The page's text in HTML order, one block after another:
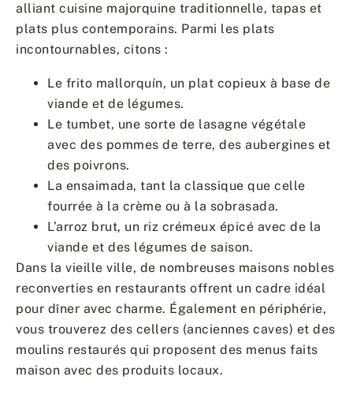
alliant cuisine majorquine traditionnelle, tapas et
plats plus contemporains. Parmi les plats
incontournables, citons :
Le frito mallorquín, un plat copieux à base de
viande et de légumes.
Le tumbet, une sorte de lasagne végétale
avec des pommes de terre, des aubergines et
des poivrons.
La ensaimada, tant la classique que celle
fourrée à la crème ou à la sobrasada.
L’arroz brut, un riz crémeux épicé avec de la
viande et des légumes de saison.
Dans la vieille ville, de nombreuses maisons nobles
reconverties en restaurants offrent un cadre idéal
pour dîner avec charme. Également en périphérie,
vous trouverez des cellers (anciennes caves) et des
moulins restaurés qui proposent des menus faits
maison avec des produits locaux.